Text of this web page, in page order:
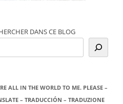
DANS CE BLOG
ALL IN THE WORLD TO ME. PLEASE –
– TRADUCCIÓN – TRADUZIONE